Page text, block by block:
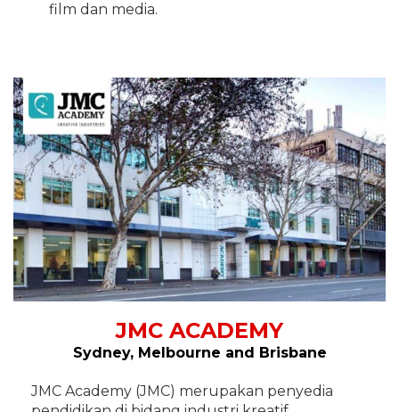
film dan media.
JMC ACADEMY
Sydney, Melbourne and Brisbane
JMC Academy (JMC) merupakan penyedia